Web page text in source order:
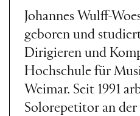
Johannes Wulff-
geboren und
Dirigieren und
Hochschule für
Weimar. Seit 1991
Solorepetitor an der